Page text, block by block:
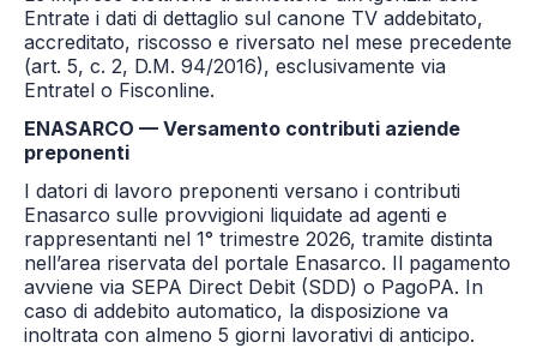
Entrate i dati di dettaglio sul canone TV addebitato,
accreditato, riscosso e riversato nel mese precedente
(art. 5, c. 2, D.M. 94/2016), esclusivamente via
Entratel o Fisconline.
ENASARCO — Versamento contributi aziende
preponenti
I datori di lavoro preponenti versano i contributi
Enasarco sulle provvigioni liquidate ad agenti e
rappresentanti nel 1° trimestre 2026, tramite distinta
nell’area riservata del portale Enasarco. Il pagamento
avviene via SEPA Direct Debit (SDD) o PagoPA. In
caso di addebito automatico, la disposizione va
inoltrata con almeno 5 giorni lavorativi di anticipo.